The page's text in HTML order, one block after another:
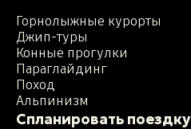
Горнолыжные курорты
Джип-туры
Конные прогулки
Параглайдинг
Поход
Альпинизм
Спланировать поездку